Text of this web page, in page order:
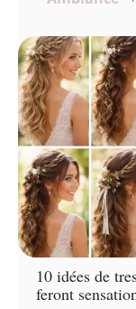
10 idées de
feront